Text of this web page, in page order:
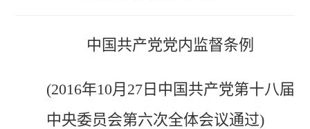
中国共产党党内监督条例
(2016年10月27日中国共产党第十八届
中央委员会第六次全体会议通过)